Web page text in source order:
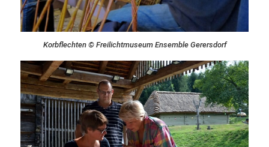
Korbflechten © Freilichtmuseum Ensemble Gerersdorf